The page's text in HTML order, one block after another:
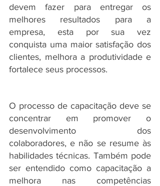
devem fazer para entregar os
melhores resultados para a
empresa, esta por sua vez
conquista uma maior satisfação dos
clientes, melhora a produtividade e
fortalece seus processos.
O processo de capacitação deve se
concentrar em promover o
desenvolvimento dos
colaboradores, e não se resume às
habilidades técnicas. Também pode
ser entendido como capacitação a
melhora nas competências